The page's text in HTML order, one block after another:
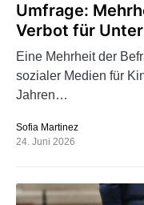
Umfrage:
Verbot für
Eine Mehrheit der
sozialer Medien für
Jahren…
Sofia Martinez
24. Juni 2026